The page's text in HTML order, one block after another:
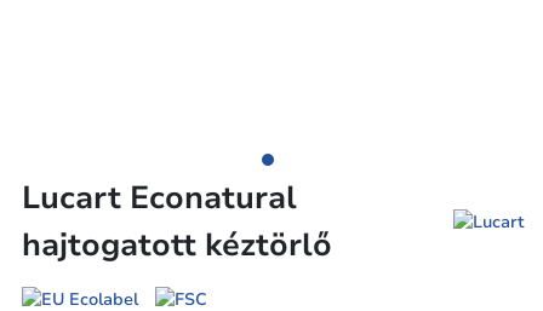
Lucart Econatural
hajtogatott kéztörlő